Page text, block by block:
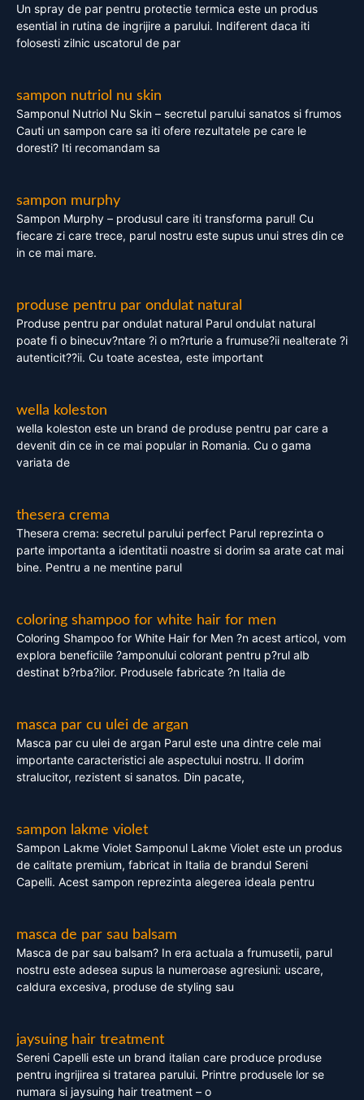
Un spray de par pentru protectie termica este un produs
esential in rutina de ingrijire a parului. Indiferent daca iti
folosesti zilnic uscatorul de par
sampon nutriol nu skin
Samponul Nutriol Nu Skin – secretul parului sanatos si frumos
Cauti un sampon care sa iti ofere rezultatele pe care le
doresti? Iti recomandam sa
sampon murphy
Sampon Murphy – produsul care iti transforma parul! Cu
fiecare zi care trece, parul nostru este supus unui stres din ce
in ce mai mare.
produse pentru par ondulat natural
Produse pentru par ondulat natural Parul ondulat natural
poate fi o binecuv?ntare ?i o m?rturie a frumuse?ii nealterate ?i
autenticit??ii. Cu toate acestea, este important
wella koleston
wella koleston este un brand de produse pentru par care a
devenit din ce in ce mai popular in Romania. Cu o gama
variata de
thesera crema
Thesera crema: secretul parului perfect Parul reprezinta o
parte importanta a identitatii noastre si dorim sa arate cat mai
bine. Pentru a ne mentine parul
coloring shampoo for white hair for men
Coloring Shampoo for White Hair for Men ?n acest articol, vom
explora beneficiile ?amponului colorant pentru p?rul alb
destinat b?rba?ilor. Produsele fabricate ?n Italia de
masca par cu ulei de argan
Masca par cu ulei de argan Parul este una dintre cele mai
importante caracteristici ale aspectului nostru. Il dorim
stralucitor, rezistent si sanatos. Din pacate,
sampon lakme violet
Sampon Lakme Violet Samponul Lakme Violet este un produs
de calitate premium, fabricat in Italia de brandul Sereni
Capelli. Acest sampon reprezinta alegerea ideala pentru
masca de par sau balsam
Masca de par sau balsam? In era actuala a frumusetii, parul
nostru este adesea supus la numeroase agresiuni: uscare,
caldura excesiva, produse de styling sau
jaysuing hair treatment
Sereni Capelli este un brand italian care produce produse
pentru ingrijirea si tratarea parului. Printre produsele lor se
numara si jaysuing hair treatment – o